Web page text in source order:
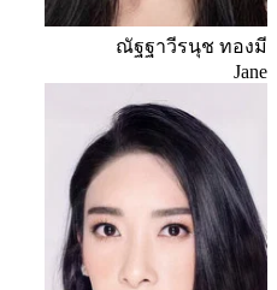
ณัฐฐาวีรนุช ทองมี
Jane